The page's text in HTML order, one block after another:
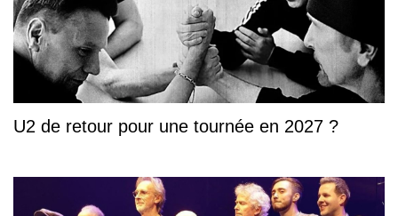
U2 de retour pour une tournée en 2027 ?